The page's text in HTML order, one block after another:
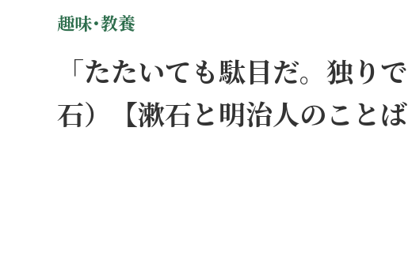
趣味･教養
「たたいても駄目だ。独り
石）【漱石と明治人のことば